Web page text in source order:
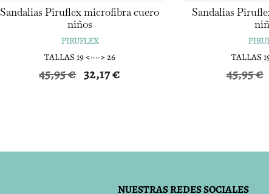
Sandalias Piruflex microfibra cuero
niños
PIRUFLEX
TALLAS 19 <····> 26
45,95€
El
precio
32,17€
Sandalias
TALLAS
45,95€
NUESTRAS REDES SOCIALES